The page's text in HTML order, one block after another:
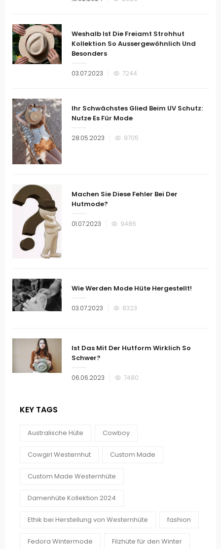
Weshalb Ist Die Freiamt Strohhut
Kollektion So Aussergewöhnlich Und
Besonders
Veröffentlicht
03.07.2023 7244
Ihr Schwächstes Glied Beim UV Schutz:
Nutze Es Für Mode
Veröffentlicht
28.05.2023 9705
Machen Sie Diese Fehler Bei Der
Hutmode?
Veröffentlicht
01.07.2023 9486
Wie Werden Mode Hüte Hergestellt!
Veröffentlicht
03.07.2023 8323
Ist Das Mit Der Hutform Wirklich So
Schwer?
Veröffentlicht
06.06.2023 7480
KEY TAGS
Australische Hüte Cowboy
Cowgirl Westernhut Custom Made
Custom Made Westernhüte
Damenhüte Kollektion 2024
Ethik bei Herstellung von Westernhüte fashion
Fedora Wintermode Filzhüte für den Winter